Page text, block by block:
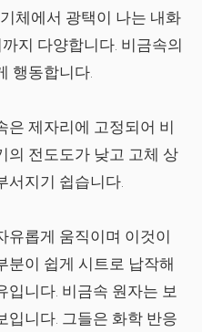
체에서 광택이 나는 내화
지 다양합니다. 비금속의
행동합니다.
은 제자리에 고정되어 비
의 전도도가 낮고 고체 상
서지기 쉽습니다.
유롭게 움직이며 이것이
분이 쉽게 시트로 납작해
입니다. 비금속 원자는 보
입니다. 그들은 화학 반응